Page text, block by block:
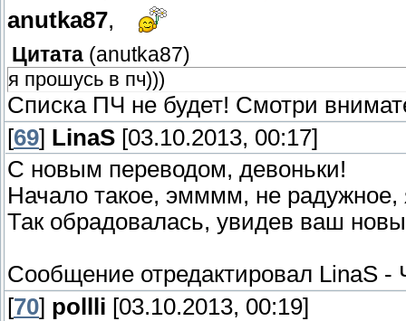
anutka87,
Цитата (anutka87)
я прошусь в пч)))
Списка ПЧ не будет! Смотри
[69] LinaS [03.10.2013, 00:17]
С новым переводом, девоньки!
Начало такое, эмммм, не
Так обрадовалась, увидев ваш
Сообщение отредактировал LinaS -
[70] pollli [03.10.2013, 00:19]